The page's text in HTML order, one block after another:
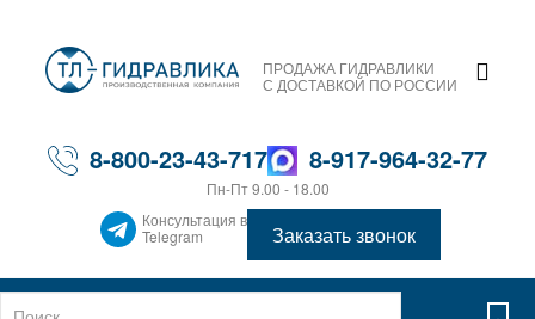
ПРОДАЖА ГИДРАВЛИКИ
С ДОСТАВКОЙ ПО РОССИИ
8-800-23-43-717 8-917-964-32-77
Пн-Пт 9.00 - 18.00
Консультация в
Telegram
Заказать звонок